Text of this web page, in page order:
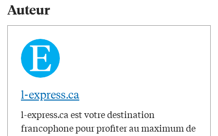
Auteur
l-express.ca
l-express.ca est votre destination
francophone pour profiter au maximum de